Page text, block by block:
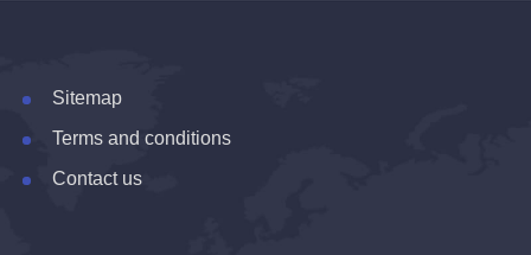
Sitemap
Terms and conditions
Contact us